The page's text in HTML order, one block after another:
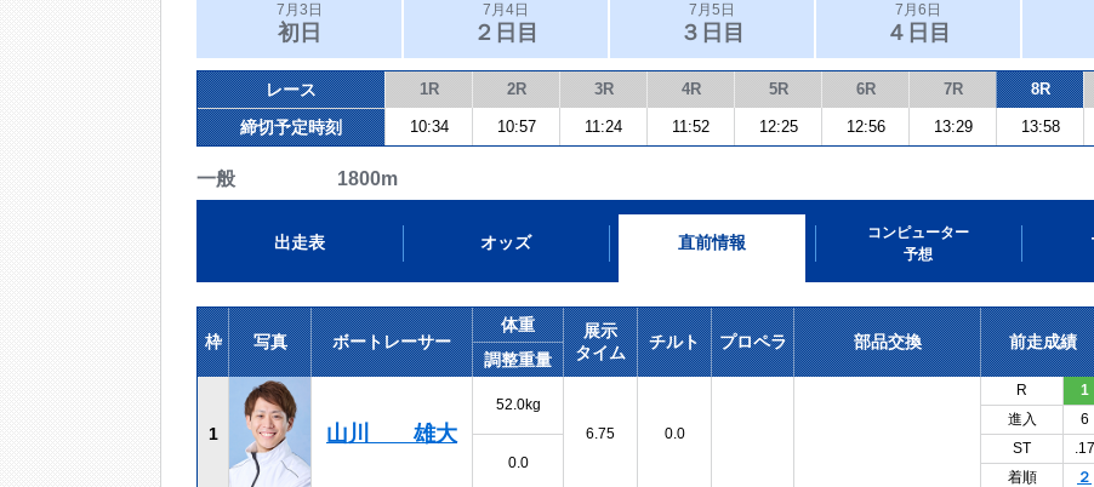
7月3日
初日
7月4日
２日目
7月5日
３日目
7月6日
４日目
レース 1R 2R 3R 4R 5R 6R 7R 8R
締切予定時刻 10:34 10:57 11:24 11:52 12:25 12:56 13:29 13:58
一般 1800m
出走表 オッズ 直前情報
コンピューター
予想
枠 写真 ボートレーサー
体重
展示
タイム
チルト プロペラ 部品交換
前走成績
調整重量
1 山川 雄大
52.0kg
6.75
0.0
R
1
進入
6
0.0
ST
.17
着順
２